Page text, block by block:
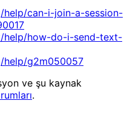
can-i-join-a-session-
help/how-do-i-send-text-
help/g2m050057
ve şu kaynak
.